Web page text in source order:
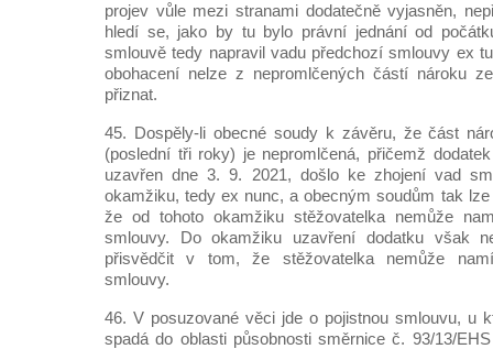
projev vůle mezi stranami dodatečně vyjasněn,
hledí se, jako by tu bylo právní jednání od
smlouvě tedy napravil vadu předchozí smlouvy ex
obohacení nelze z nepromlčených částí nároku
přiznat.
45. Dospěly-li obecné soudy k závěru, že část
(poslední tři roky) je nepromlčená, přičemž
uzavřen dne 3. 9. 2021, došlo ke zhojení vad
okamžiku, tedy ex nunc, a obecným soudům tak
že od tohoto okamžiku stěžovatelka nemůže
smlouvy. Do okamžiku uzavření dodatku však
přisvědčit v tom, že stěžovatelka nemůže
smlouvy.
46. V posuzované věci jde o pojistnou smlouvu, u
spadá do oblasti působnosti směrnice č. 93/13/